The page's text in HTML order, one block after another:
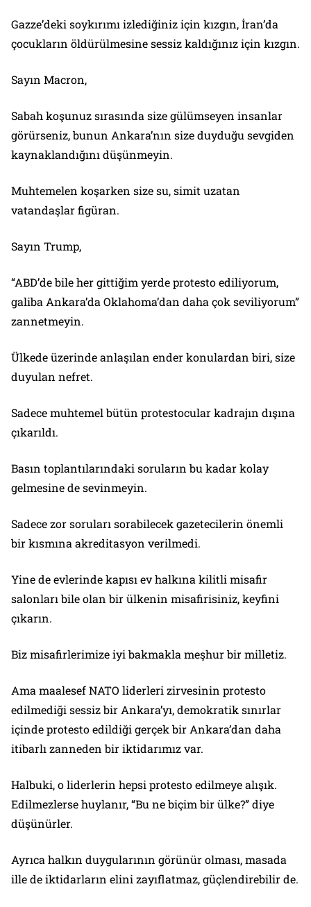
Gazze’deki soykırımı izlediğiniz için kızgın, İran’da
çocukların öldürülmesine sessiz kaldığınız için kızgın.
Sayın Macron,
Sabah koşunuz sırasında size gülümseyen insanlar
görürseniz, bunun Ankara’nın size duyduğu sevgiden
kaynaklandığını düşünmeyin.
Muhtemelen koşarken size su, simit uzatan
vatandaşlar figüran.
Sayın Trump,
“ABD’de bile her gittiğim yerde protesto ediliyorum,
galiba Ankara’da Oklahoma’dan daha çok seviliyorum”
zannetmeyin.
Ülkede üzerinde anlaşılan ender konulardan biri, size
duyulan nefret.
Sadece muhtemel bütün protestocular kadrajın dışına
çıkarıldı.
Basın toplantılarındaki soruların bu kadar kolay
gelmesine de sevinmeyin.
Sadece zor soruları sorabilecek gazetecilerin önemli
bir kısmına akreditasyon verilmedi.
Yine de evlerinde kapısı ev halkına kilitli misafir
salonları bile olan bir ülkenin misafirisiniz, keyfini
çıkarın.
Biz misafirlerimize iyi bakmakla meşhur bir milletiz.
Ama maalesef NATO liderleri zirvesinin protesto
edilmediği sessiz bir Ankara’yı, demokratik sınırlar
içinde protesto edildiği gerçek bir Ankara’dan daha
itibarlı zanneden bir iktidarımız var.
Halbuki, o liderlerin hepsi protesto edilmeye alışık.
Edilmezlerse huylanır, “Bu ne biçim bir ülke?” diye
düşünürler.
Ayrıca halkın duygularının görünür olması, masada
ille de iktidarların elini zayıflatmaz, güçlendirebilir de.